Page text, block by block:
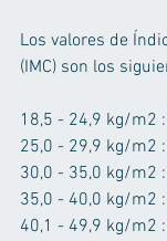
Los valores de
(IMC) son los
18,5 - 24,9 kg/m2
25,0 - 29,9 kg/m2
30,0 - 35,0 kg/m2
35,0 - 40,0 kg/m2
40,1 - 49,9 kg/m2